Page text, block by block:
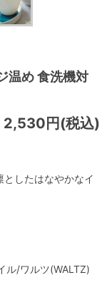
温め 食洗機対
2,530円(税込)
ル/ワルツ(WALTZ)
したはなやかなイ